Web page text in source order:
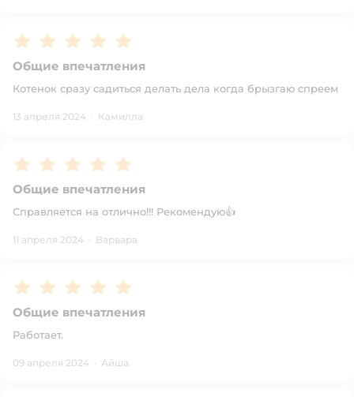
Рейтинг:5
Общие впечатления
Котенок сразу садиться делать дела когда брызгаю спреем
13 апреля 2024 · Камилла
Рейтинг:5
Общие впечатления
Справляется на отлично!!! Рекомендую👍
11 апреля 2024 · Варвара
Рейтинг:5
Общие впечатления
Работает.
09 апреля 2024 · Айша